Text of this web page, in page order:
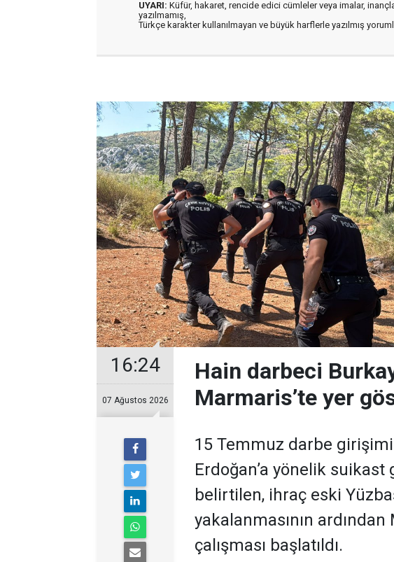
UYARI: Küfür, hakaret, rencide edici cümleler veya imalar,
yazılmamış,
Türkçe karakter kullanılmayan ve büyük harflerle yazılmış
16:24
07 Ağustos 2026
Hain darbeci
Marmaris’te yer
15 Temmuz darbe
Erdoğan’a yönelik suikast
belirtilen, ihraç eski
yakalanmasının
çalışması başlatıldı.